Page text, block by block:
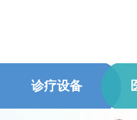
诊疗设备